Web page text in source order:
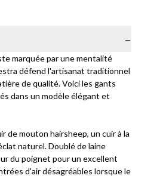
marquée par une mentalité
défend l'artisanat traditionnel
de qualité. Voici les gants
dans un modèle élégant et
de mouton hairsheep, un cuir à la
naturel. Doublé de laine
du poignet pour un excellent
d'air désagréables lorsque le